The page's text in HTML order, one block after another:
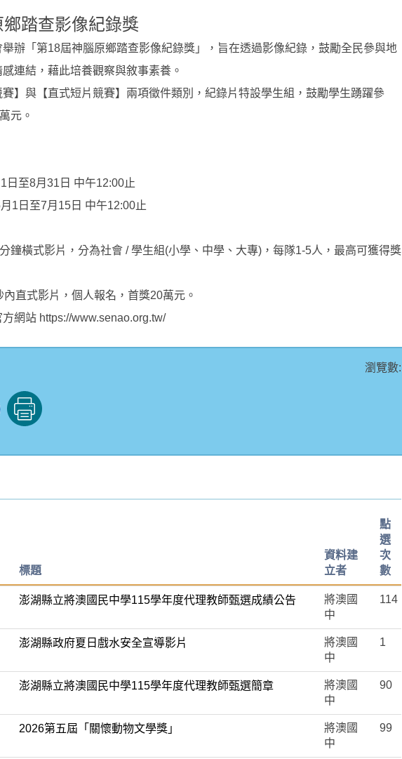
踏查影像紀錄獎
辦「第18屆神腦原鄉踏查影像紀錄獎」，旨在透過影像紀錄，鼓勵全民參與地
連結，藉此培養觀察與敘事素養。
】與【直式短片競賽】兩項徵件類別，紀錄片特設學生組，鼓勵學生踴躍參
元。
日至8月31日 中午12:00止
1日至7月15日 中午12:00止
鐘橫式影片，分為社會 / 學生組(小學、中學、大專)，每隊1-5人，最高可獲得獎
直式影片，個人報名，首獎20萬元。
網站 https://www.senao.org.tw/
瀏覽數:
標題
資料建
立者
點
選
次
數
澎湖縣立將澳國民中學115學年度代理教師甄選成績公告
將澳國
中
114
澎湖縣政府夏日戲水安全宣導影片
將澳國
中
1
澎湖縣立將澳國民中學115學年度代理教師甄選簡章
將澳國
中
90
2026第五屆「關懷動物文學獎」
將澳國
中
99